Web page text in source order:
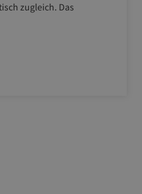
zugleich. Das